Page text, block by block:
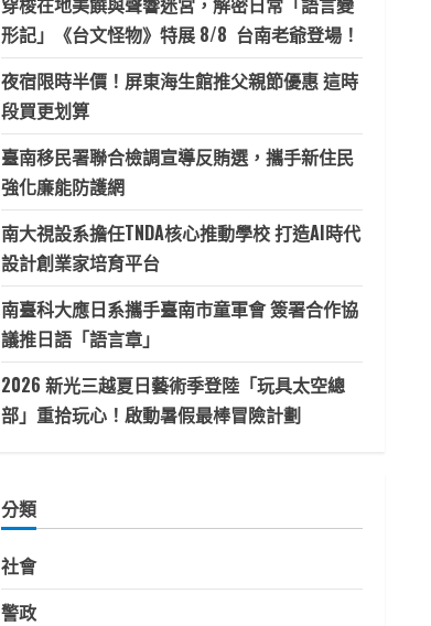
形記」《台文怪物》特展 8/8 台南老爺登場！
夜宿限時半價！屏東海生館推父親節優惠 這時
段買更划算
臺南移民署聯合檢調宣導反賄選，攜手新住民
強化廉能防護網
南大視設系擔任TNDA核心推動學校 打造AI時代
設計創業家培育平台
南臺科大應日系攜手臺南市童軍會 簽署合作協
議推日語「語言章」
2026 新光三越夏日藝術季登陸「玩具太空總
部」重拾玩心！啟動暑假最棒冒險計劃
分類
社會
警政